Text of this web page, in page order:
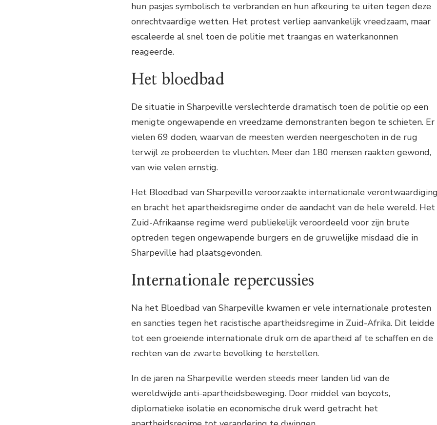
hun pasjes symbolisch te verbranden en hun afkeuring te uiten tegen deze
onrechtvaardige wetten. Het protest verliep aanvankelijk vreedzaam, maar
escaleerde al snel toen de politie met traangas en waterkanonnen
reageerde.
Het bloedbad
De situatie in Sharpeville verslechterde dramatisch toen de politie op een
menigte ongewapende en vreedzame demonstranten begon te schieten. Er
vielen 69 doden, waarvan de meesten werden neergeschoten in de rug
terwijl ze probeerden te vluchten. Meer dan 180 mensen raakten gewond,
van wie velen ernstig.
Het Bloedbad van Sharpeville veroorzaakte internationale
en bracht het apartheidsregime onder de aandacht van de hele wereld. Het
Zuid-Afrikaanse regime werd publiekelijk veroordeeld voor zijn brute
optreden tegen ongewapende burgers en de gruwelijke misdaad die in
Sharpeville had plaatsgevonden.
Internationale repercussies
Na het Bloedbad van Sharpeville kwamen er vele internationale protesten
en sancties tegen het racistische apartheidsregime in Zuid-Afrika. Dit leidde
tot een groeiende internationale druk om de apartheid af te schaffen en de
rechten van de zwarte bevolking te herstellen.
In de jaren na Sharpeville werden steeds meer landen lid van de
wereldwijde anti-apartheidsbeweging. Door middel van boycots,
diplomatieke isolatie en economische druk werd getracht het